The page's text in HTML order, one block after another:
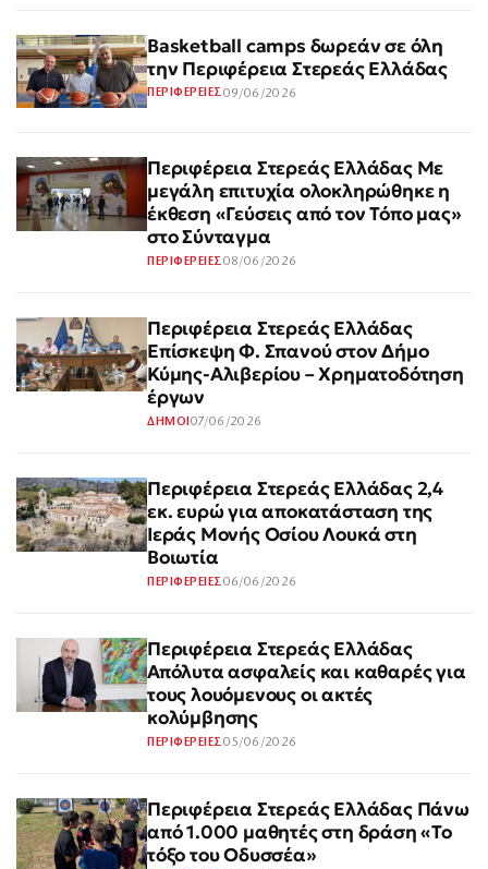
Basketball camps δωρεάν σε όλη
την Περιφέρεια Στερεάς Ελλάδας
ΠΕΡΙΦΕΡΕΙΕΣ09/06/2026
Περιφέρεια Στερεάς Ελλάδας Με
μεγάλη επιτυχία ολοκληρώθηκε η
έκθεση «Γεύσεις από τον Τόπο μας»
στο Σύνταγμα
ΠΕΡΙΦΕΡΕΙΕΣ08/06/2026
Περιφέρεια Στερεάς Ελλάδας
Επίσκεψη Φ. Σπανού στον Δήμο
Κύμης-Αλιβερίου – Χρηματοδότηση
έργων
ΔΗΜΟΙ 07/06/2026
Περιφέρεια Στερεάς Ελλάδας 2,4
εκ. ευρώ για αποκατάσταση της
Ιεράς Μονής Οσίου Λουκά στη
Βοιωτία
ΠΕΡΙΦΕΡΕΙΕΣ06/06/2026
Περιφέρεια Στερεάς Ελλάδας
Απόλυτα ασφαλείς και καθαρές για
τους λουόμενους οι ακτές
κολύμβησης
ΠΕΡΙΦΕΡΕΙΕΣ05/06/2026
Περιφέρεια Στερεάς Ελλάδας Πάνω
από 1.000 μαθητές στη δράση «Το
τόξο του Οδυσσέα»